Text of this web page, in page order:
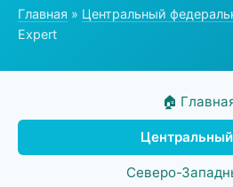
Главная » Центральный
Expert
🏠
Северо-